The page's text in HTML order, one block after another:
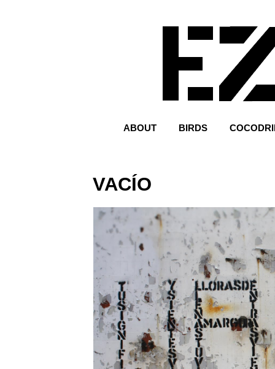
ABOUT BIRDS
VACÍO